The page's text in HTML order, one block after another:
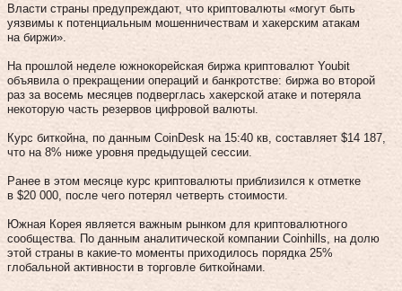
Власти страны предупреждают, что криптовалюты «могут быть
уязвимы к потенциальным мошенничествам и хакерским атакам
на биржи».
На прошлой неделе южнокорейская биржа криптовалют Youbit
объявила о прекращении операций и банкротстве: биржа во второй
раз за восемь месяцев подверглась хакерской атаке и потеряла
некоторую часть резервов цифровой валюты.
Курс биткойна, по данным CoinDesk на 15:40 кв, составляет $14 187,
что на 8% ниже уровня предыдущей сессии.
Ранее в этом месяце курс криптовалюты приблизился к отметке
в $20 000, после чего потерял четверть стоимости.
Южная Корея является важным рынком для криптовалютного
сообщества. По данным аналитической компании Coinhills, на долю
этой страны в какие-то моменты приходилось порядка 25%
глобальной активности в торговле биткойнами.